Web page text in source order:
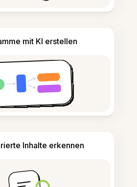
mit KI erstellen
Inhalte erkennen